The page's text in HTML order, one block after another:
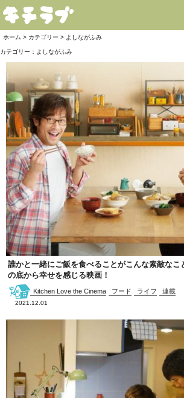
ホーム > カテゴリー > よしながふみ
カテゴリー： よしながふみ
誰かと一緒にご飯を食べることがこんな素敵なこ
の底から幸せを感じる映画！
Kitchen Love the Cinema フード ライフ 連載
2021.12.01